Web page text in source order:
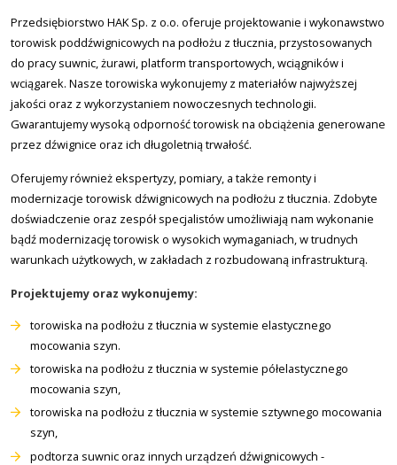
Przedsiębiorstwo HAK Sp. z o.o. oferuje projektowanie i wykonawstwo
torowisk poddźwignicowych na podłożu z tłucznia, przystosowanych
do pracy suwnic, żurawi, platform transportowych, wciągników i
wciągarek. Nasze torowiska wykonujemy z materiałów najwyższej
jakości oraz z wykorzystaniem nowoczesnych technologii.
Gwarantujemy wysoką odporność torowisk na obciążenia generowane
przez dźwignice oraz ich długoletnią trwałość.
Oferujemy również ekspertyzy, pomiary, a także remonty i
modernizacje torowisk dźwignicowych na podłożu z tłucznia. Zdobyte
doświadczenie oraz zespół specjalistów umożliwiają nam wykonanie
bądź modernizację torowisk o wysokich wymaganiach, w trudnych
warunkach użytkowych, w zakładach z rozbudowaną infrastrukturą.
Projektujemy oraz wykonujemy:
torowiska na podłożu z tłucznia w systemie elastycznego
mocowania szyn.
torowiska na podłożu z tłucznia w systemie półelastycznego
mocowania szyn,
torowiska na podłożu z tłucznia w systemie sztywnego mocowania
szyn,
podtorza suwnic oraz innych urządzeń dźwignicowych -